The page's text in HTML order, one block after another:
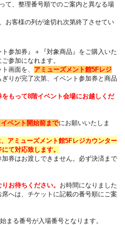
て、整理番号順でのご案内と異なる場
お客様の列が途切れ次第終了させてい
参加券』＋『対象商品』をご購入いた
参加になれます。
画面を、 アミューズメント館5Fレジ
ぎりが完了次第、イベント参加券と商品
もって8階イベント会場にお越しくだ
イベント開始前までにお願いいたしま
アミューズメント館5Fレジカウンター
て対応致します。
券はお渡しできません。必ず決済まで
りお待ちください。 お時間になりました
へは、チケットに記載の番号順にご案
まる番号が入場番号となります。